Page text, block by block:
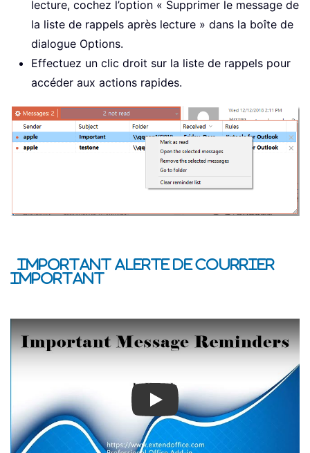
lecture, cochez l’option « Supprimer le message de
la liste de rappels après lecture » dans la boîte de
dialogue Options.
Effectuez un clic droit sur la liste de rappels pour
accéder aux actions rapides.
Important Alerte de courrier
important
Play